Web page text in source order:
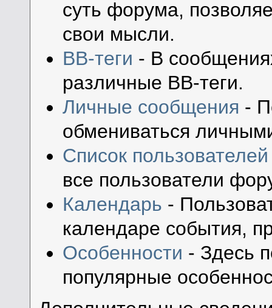
суть форума,
свои мысли.
BB-теги - В
различные BB-теги.
Личные сообщения -
обмениваться
Список пользователей
все пользователи
Календарь -
календаре события,
Особенности - Здесь
популярные